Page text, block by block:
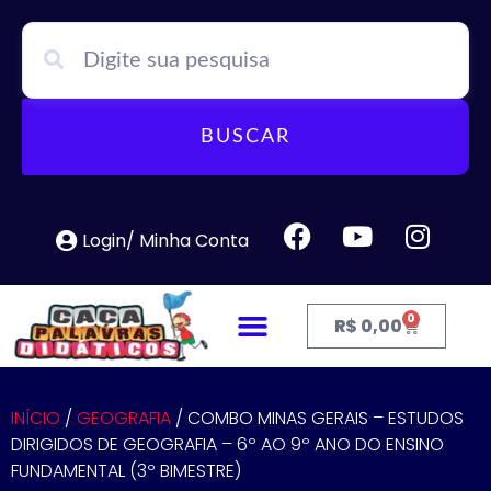
BUSCAR
Login/ Minha Conta
R$ 0,00 0
INÍCIO / GEOGRAFIA / COMBO MINAS GERAIS – ESTUDOS
DIRIGIDOS DE GEOGRAFIA – 6º AO 9º ANO DO ENSINO
FUNDAMENTAL (3º BIMESTRE)